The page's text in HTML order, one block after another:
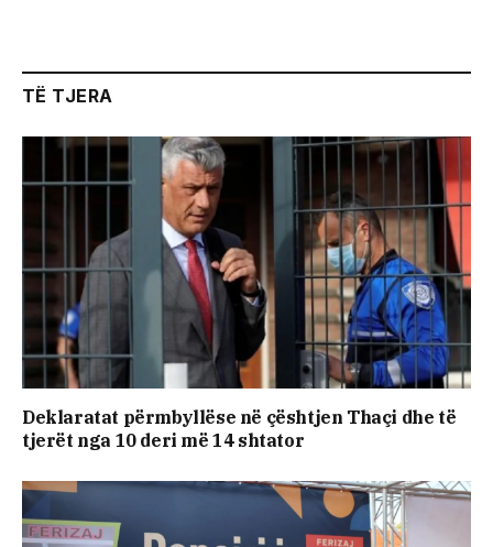
TË TJERA
Deklaratat përmbyllëse në çështjen Thaçi dhe të
tjerët nga 10 deri më 14 shtator